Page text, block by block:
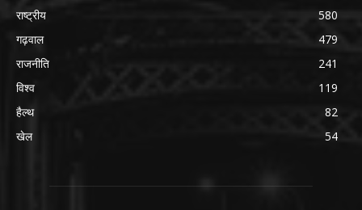
राष्ट्रीय
580
गढ़वाल
479
राजनीति
241
विश्व
119
हैल्थ
82
खेल
54